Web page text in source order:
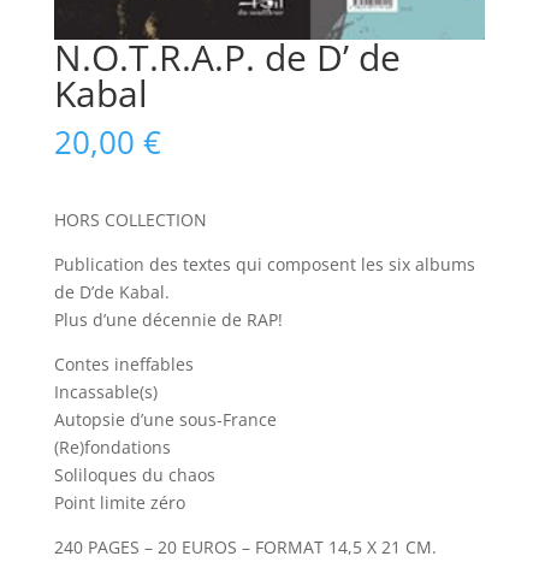
N.O.T.R.A.P. de D’ de
Kabal
20,00 €
HORS COLLECTION
Publication des textes qui composent les six albums
de D’de Kabal.
Plus d’une décennie de RAP!
Contes ineffables
Incassable(s)
Autopsie d’une sous-France
(Re)fondations
Soliloques du chaos
Point limite zéro
240 PAGES – 20 EUROS – FORMAT 14,5 X 21 CM.